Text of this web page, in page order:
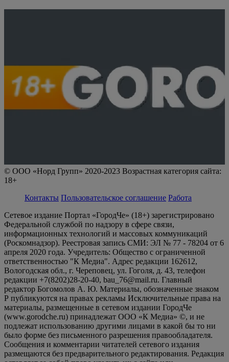
© ООО «Норд Групп» 2020-2023 Возрастная категория сайта:
18+
Контакты Пользовательское соглашение Работа
Сетевое издание Портал «ГородЧе» (18+) зарегистрировано
Федеральной службой по надзору в сфере связи,
информационных технологий и массовых коммуникаций
(Роскомнадзор). Реестровая запись СМИ: ЭЛ № 77 - 78204 от 6
апреля 2020 года. Учредитель: Общество с ограниченной
ответственностью "К Медиа". Адрес редакции 162612,
Вологодская обл., г. Череповец, ул. Гоголя, д. 43, телефон
редакции +7(8202)28-20-40, bau_76@mail.ru. Главный
редактор Богомолов А. Ю. Материалы, обозначенные знаком
Р публикуются на правах рекламы Исключительные права на
материалы, размещенные в сетевом издании ГородЧе
(www.gorodche.ru) принадлежат ООО «К Медиа» ©, и не
подлежат использованию другими лицами в какой бы то ни
было форме без письменного разрешения правообладателя.
Сообщения и комментарии читателей сетевого издания
размещаются без предварительного редактирования. Редакция